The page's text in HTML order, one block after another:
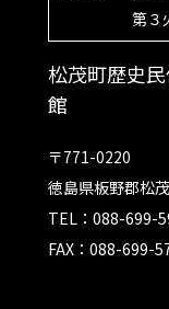
第３火曜日
松茂町歴史
館
〒771-0220
徳島県板野郡松
TEL：088-699-
FAX：088-699-